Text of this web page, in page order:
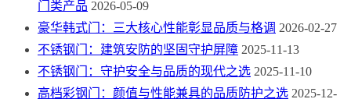
门类产品 2026-05-09
豪华韩式门：三大核心性能彰显品质与格调 2026-02-27
不锈钢门：建筑安防的坚固守护屏障 2025-11-13
不锈钢门：守护安全与品质的现代之选 2025-11-10
高档彩钢门：颜值与性能兼具的品质防护之选 2025-12-